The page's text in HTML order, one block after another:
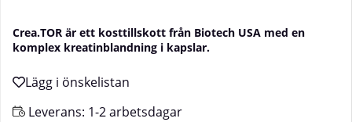
Crea.TOR är ett kosttillskott från Biotech USA med en
komplex kreatinblandning i kapslar.
Leverans: 1-2 arbetsdagar